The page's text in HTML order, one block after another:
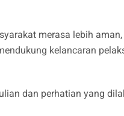
merasa lebih
kelancaran
dan perhatian yang